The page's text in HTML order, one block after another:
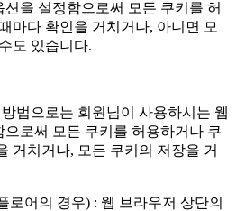
을 설정함으로써 모든 쿠키를 허
마다 확인을 거치거나, 아니면 모
도 있습니다.
법으로는 회원님이 사용하시는 웹
으로써 모든 쿠키를 허용하거나 쿠
거치거나, 모든 쿠키의 저장을 거
로어의 경우) : 웹 브라우저 상단의